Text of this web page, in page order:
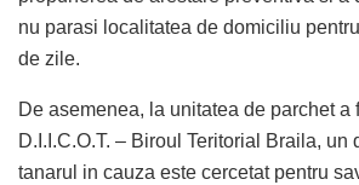
nu parasi localitatea de domiciliu
de zile.
De asemenea, la unitatea de parchet a
D.I.I.C.O.T. – Biroul Teritorial Braila, un
tanarul in cauza este cercetat pentru